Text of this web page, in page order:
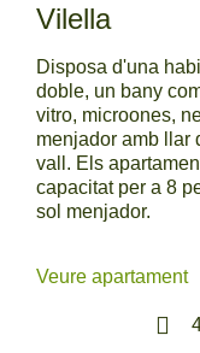
Vilella
Disposa d'una
doble, un bany
vitro, microones,
menjador amb llar
vall. Els
capacitat per a 8
sol menjador.
Veure apartament